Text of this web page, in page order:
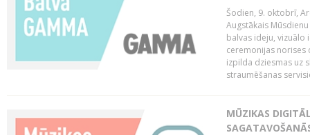
Šodien, 9. oktobrī,
Augstākais
balvas ideju,
ceremonijas norises
izpilda dziesmas uz
straumēšanas
MŪZIKAS